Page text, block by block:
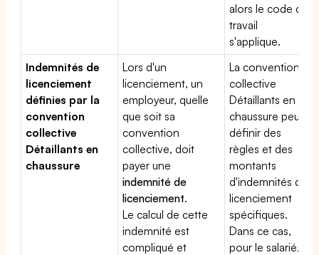
alors le code du
travail
s'applique.
Indemnités de
licenciement
définies par la
convention
collective
Détaillants en
chaussure
Lors d'un
licenciement, un
employeur, quelle
que soit sa
convention
collective, doit
payer une
indemnité de
licenciement.
Le calcul de cette
indemnité est
compliqué et
La convention
collective
Détaillants en
chaussure peut
définir des
règles et des
montants
d'indemnités de
licenciement
spécifiques.
Dans ce cas,
pour le salarié,